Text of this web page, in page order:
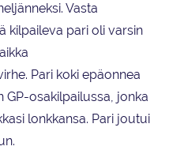
Vasta
kilpaileva pari oli varsin
Pari koki epäonnea
GP-osakilpailussa, jonka
lonkkansa. Pari joutui